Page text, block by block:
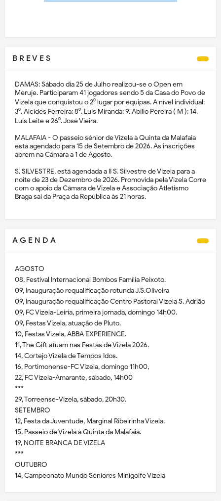
B R E V E S
DAMAS: Sábado dia 25 de Julho realizou-se o Open em
Meruje. Participaram 41 jogadores sendo 5 da Casa do Povo de
Vizela que conquistou o 2⁰ lugar por equipas. A nível individual:
3⁰. Alcides Ferreira; 8⁰. Luís Miranda; 9. Abílio Pereira ( M ); 14.
Luís Leite e 26⁰. José Vieira.
MALAFAIA - O passeio sénior de Vizela à Quinta da Malafaia
está agendado para 15 de Setembro de 2026. As inscrições
abrem na Câmara a 1 de Agosto.
S. SILVESTRE, está agendada a II S. Silvestre de Vizela para a
noite de 23 de Dezembro de 2026. Promovida pela Vizela Corre
com o apoio da Câmara de Vizela e Associação Atletismo
Braga sai da Praça da República às 21 horas.
A G E N D A
AGOSTO
08, Festival Internacional Bombos Família Peixoto.
09, Inauguração requalificação rotunda J.S.Oliveira
09, Inauguração requalificação Centro Pastoral Vizela S. Adrião
09, FC Vizela-Leiria, primeira jornada, domingo 14h00.
09, Festas Vizela, atuação de Pluto.
10, Festas Vizela, ABBA EXPERIENCE.
11, The Gift atuam nas Festas de Vizela 2026.
14, Cortejo Vizela de Tempos Idos.
16, Portimonense-FC Vizela, domingo 11h00,
22, FC Vizela-Amarante, sábado, 14h00
***
29, Torreense-Vizela, sábado, 20h30.
SETEMBRO
12, Festa da Juventude, Marginal Ribeirinha Vizela.
15, Passeio de Vizela à Quinta da Malafaia.
19, NOITE BRANCA DE VIZELA
***
OUTUBRO
14, Campeonato Mundo Séniores Minigolfe Vizela